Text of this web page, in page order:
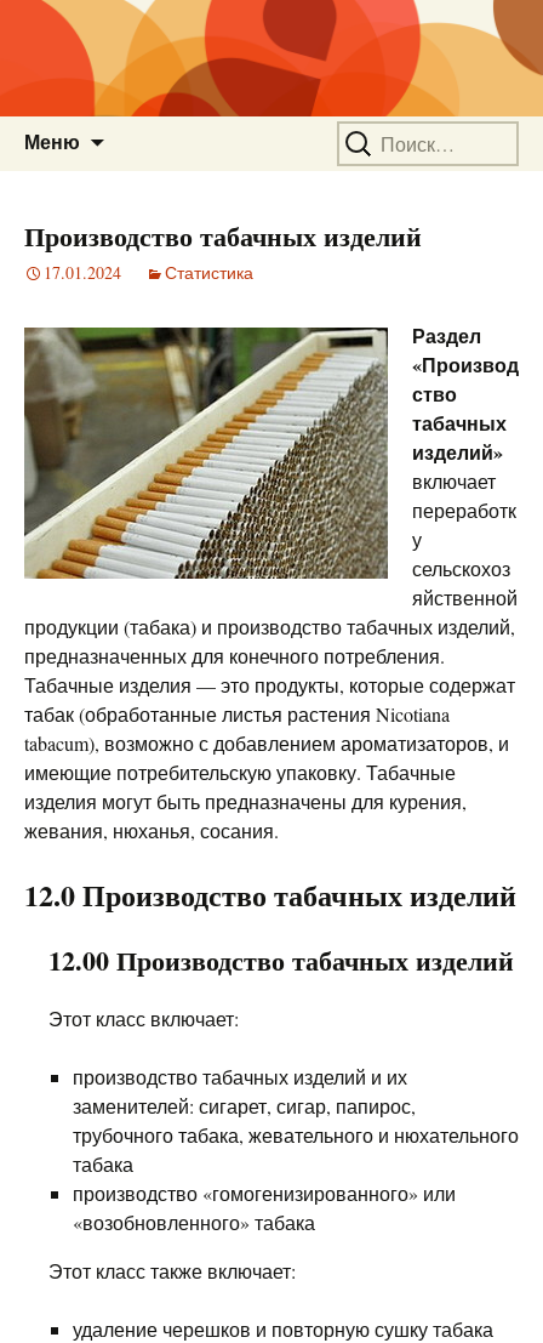
Меню Найти:
Производство табачных изделий
17.01.2024 Статистика
Раздел
«Производ
ство
табачных
изделий»
включает
переработк
у
сельскохоз
яйственной
продукции (табака) и производство табачных изделий,
предназначенных для конечного потребления.
Табачные изделия — это продукты, которые содержат
табак (обработанные листья растения Nicotiana
tabacum), возможно с добавлением ароматизаторов, и
имеющие потребительскую упаковку. Табачные
изделия могут быть предназначены для курения,
жевания, нюханья, сосания.
12.0 Производство табачных изделий
12.00 Производство табачных изделий
Этот класс включает:
производство табачных изделий и их
заменителей: сигарет, сигар, папирос,
трубочного табака, жевательного и нюхательного
табака
производство «гомогенизированного» или
«возобновленного» табака
Этот класс также включает:
удаление черешков и повторную сушку табака